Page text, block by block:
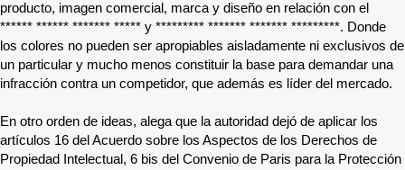
producto, imagen comercial, marca y diseño en relación con el
****** ****** ******* ***** y ********* ******* ******* *********. Donde
los colores no pueden ser apropiables aisladamente ni exclusivos de
un particular y mucho menos constituir la base para demandar una
infracción contra un competidor, que además es líder del mercado.
En otro orden de ideas, alega que la autoridad dejó de aplicar los
artículos 16 del Acuerdo sobre los Aspectos de los Derechos de
Propiedad Intelectual, 6 bis del Convenio de Paris para la Protección